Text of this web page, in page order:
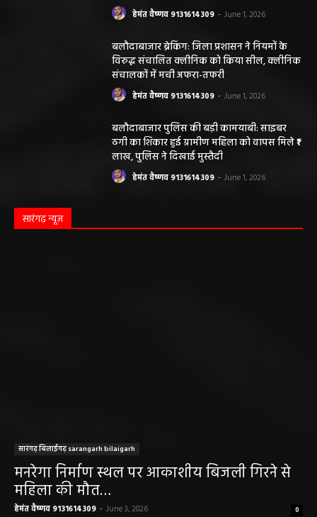
हेमंत वैष्णव 9131614309 - June 1, 2026
बलौदाबाजार ब्रेकिंग: जिला प्रशासन ने नियमों के
विरुद्ध संचालित क्लीनिक को किया सील, क्लीनिक
संचालकों में मची अफरा-तफरी
हेमंत वैष्णव 9131614309 - June 1, 2026
बलौदाबाजार पुलिस की बड़ी कामयाबी: साइबर
ठगी का शिकार हुई ग्रामीण महिला को वापस मिले ₹1
लाख, पुलिस ने दिखाई मुस्तैदी
हेमंत वैष्णव 9131614309 - June 1, 2026
सारंगढ़ न्यूज़
सारंगढ़ बिलाईगढ़ sarangarh bilaigarh
मनरेगा निर्माण स्थल पर आकाशीय बिजली गिरने से
महिला की मौत…
हेमंत वैष्णव 9131614309 - June 3, 2026 0